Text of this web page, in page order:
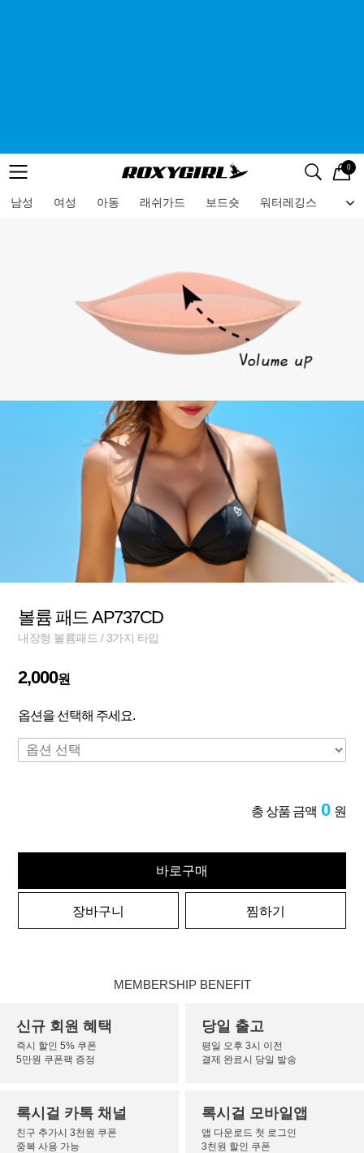
메뉴 검색
로고 0
남성 여성 아동 래쉬가드 보드숏 워터레깅스 비
메뉴
볼륨 패드 AP737CD
내장형 볼륨패드 / 3가지 타입
2,000원
옵션을 선택해 주세요.
총 상품 금액 0 원
바로구매
장바구니 찜하기
MEMBERSHIP BENEFIT
신규 회원 혜택
즉시 할인 5% 쿠폰
5만원 쿠폰팩 증정
당일 출고
평일 오후 3시 이전
결제 완료시 당일 발송
록시걸 카톡 채널
친구 추가시 3천원 쿠폰
중복 사용 가능
록시걸 모바일앱
앱 다운로드 첫 로그인
3천원 할인 쿠폰